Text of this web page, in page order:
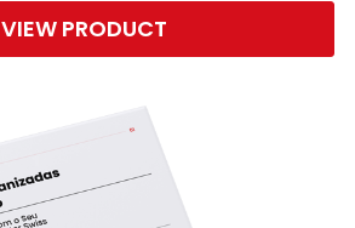
VIEW PRODUCT